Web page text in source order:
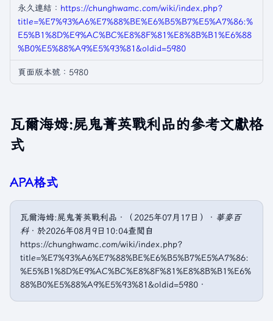
永久連結： https://chunghwamc.com/wiki/index.php?
title=%E7%93%A6%E7%88%BE%E6%B5%B7%E5%A7%86:%
E5%B1%8D%E9%AC%BC%E8%8F%81%E8%8B%B1%E6%88
%B0%E5%88%A9%E5%93%81&oldid=5980
頁面版本號：5980
瓦爾海姆:屍鬼菁英戰利品的參考文獻格
式
APA格式
瓦爾海姆:屍鬼菁英戰利品．（2025年07月17日）． 華麥百
科．於2026年08月9日10:04查閲自
https://chunghwamc.com/wiki/index.php?
title=%E7%93%A6%E7%88%BE%E6%B5%B7%E5%A7%86:
%E5%B1%8D%E9%AC%BC%E8%8F%81%E8%8B%B1%E6%
88%B0%E5%88%A9%E5%93%81&oldid=5980．